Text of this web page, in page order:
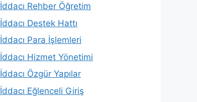
İddacı Rehber Öğretim
İddacı Destek Hattı
İddacı Para İşlemleri
İddacı Hizmet Yönetimi
İddacı Özgür Yapılar
İddacı Eğlenceli Giriş